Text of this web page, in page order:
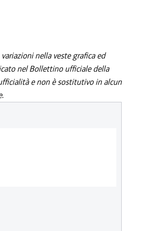
nella veste grafica ed
nel Bollettino ufficiale della
e non è sostitutivo in alcun